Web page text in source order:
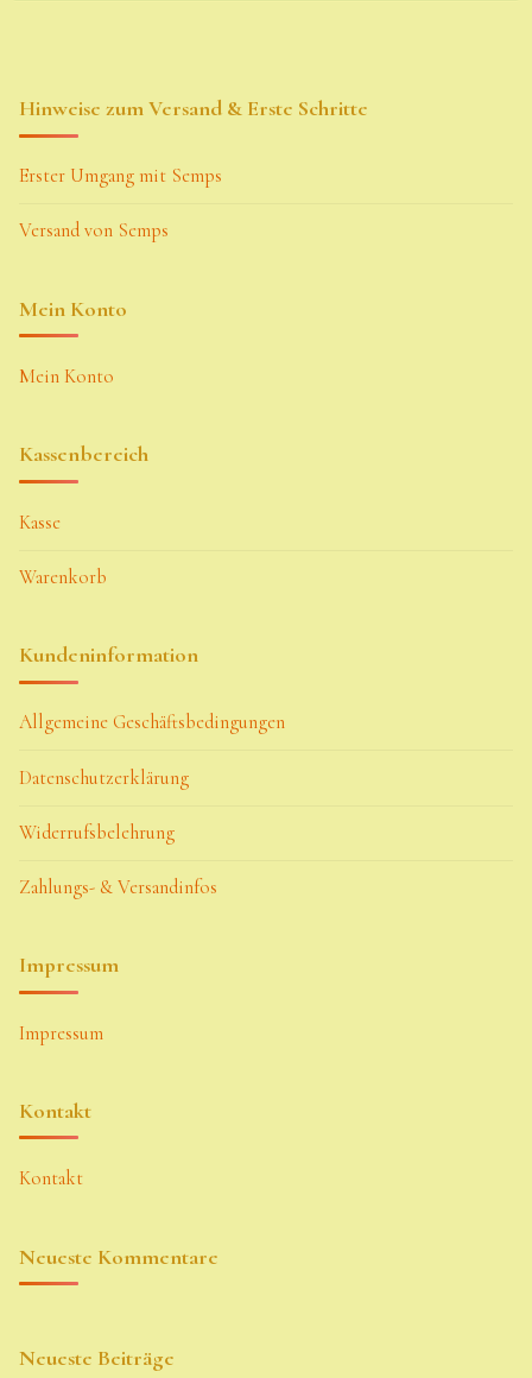
Hinweise zum Versand & Erste Schritte
Erster Umgang mit Semps
Versand von Semps
Mein Konto
Mein Konto
Kassenbereich
Kasse
Warenkorb
Kundeninformation
Allgemeine Geschäftsbedingungen
Datenschutzerklärung
Widerrufsbelehrung
Zahlungs- & Versandinfos
Impressum
Impressum
Kontakt
Kontakt
Neueste Kommentare
Neueste Beiträge